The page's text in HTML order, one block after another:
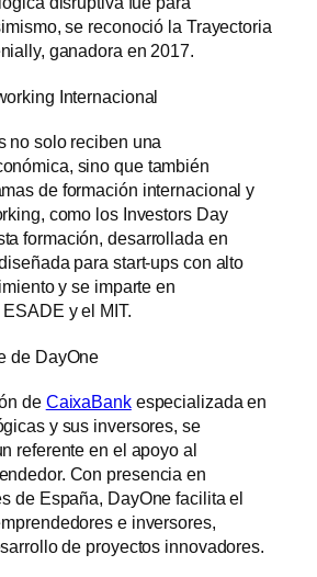
se reconoció la Trayectoria
ganadora en 2017.
Internacional
no solo reciben una
sino que también
de formación internacional y
como los Investors Day
formación, desarrollada en
para start-ups con alto
y se imparte en
y el MIT.
de DayOne
de CaixaBankespecializada en
y sus inversores, se
referente en el apoyo al
Con presencia en
de España, DayOne facilita el
e inversores,
de proyectos innovadores.